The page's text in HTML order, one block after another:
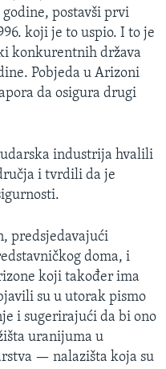
postavši prvi
koji je to uspio. I to je
konkurentnih država
Pobjeda u Arizoni
da osigura drugi
industrija hvalili
i tvrdili da je
predsjedavajući
doma, i
koji također ima
su u utorak pismo
i sugerirajući da bi ono
uranijuma u
— nalazišta koja su